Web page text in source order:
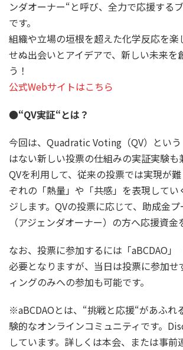
ンダオーナー“と呼び、全力で応援する
です。
組織や立場の垣根を超えた化学反応を楽
せぬ出会いとアイデアで、新しい未来を
う！
公式Webサイトはこちら
●“QV実証“とは？
今回は、Quadratic Voting（QV）とい
はない新しい投票の仕組みの実証実験も
QVを利用して、従来の投票では実現が
ぞれの「熱量」や「共感」を表現してい
ジします。QVの投票に応じて、助成金
（アジェンダオーナー）の方へ応援資金
なお、投票に参加するには「aBCDAO
必要となりますが、当日は投票に参加
ィングのみへの参加も可能です。
※aBCDAOとは、“挑戦と応援“があふれ
験的なオンラインコミュニティです。
しています。詳しくは本会、または事前